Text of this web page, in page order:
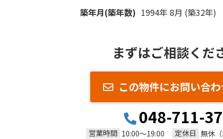
築年月(築年数) 1994年 8月 (築32年)
まずはご相談くだ
この物件にお問い合
048-711-
営業時間 10:00～19:00 定休日 無休（